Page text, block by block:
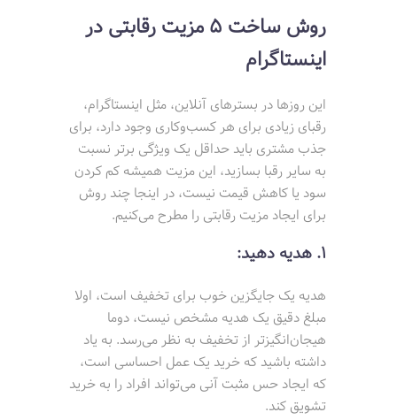
روش ساخت 5 مزیت رقابتی در
اینستاگرام
این روزها در بسترهای آنلاین، مثل اینستاگرام،
رقبای زیادی برای هر کسب‌وکاری وجود دارد، برای
جذب مشتری باید حداقل یک ویژگی برتر نسبت
به سایر رقبا بسازید، این مزیت همیشه کم کردن
سود یا کاهش قیمت نیست، در اینجا چند روش
برای ایجاد مزیت رقابتی را مطرح می‌کنیم.
1. هدیه دهید:
هدیه یک جایگزین خوب برای تخفیف است، اولا
مبلغ دقیق یک هدیه مشخص نیست، دوما
هیجان‌انگیزتر از تخفیف به نظر می‌رسد. به یاد
داشته باشید که خرید یک عمل احساسی است،
که ایجاد حس مثبت آنی می‌تواند افراد را به خرید
تشویق کند.